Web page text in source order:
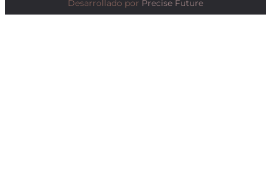
Desarrollado por Precise Future